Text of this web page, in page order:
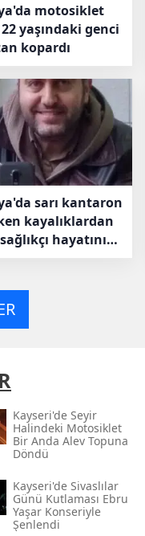
motosiklet
22 yaşındaki genci
kopardı
sarı kantaron
kayalıklardan
hayatını
Kayseri'de Seyir
Halindeki Motosiklet
Bir Anda Alev Topuna
Döndü
Kayseri'de Sivaslılar
Günü Kutlaması Ebru
Yaşar Konseriyle
Şenlendi